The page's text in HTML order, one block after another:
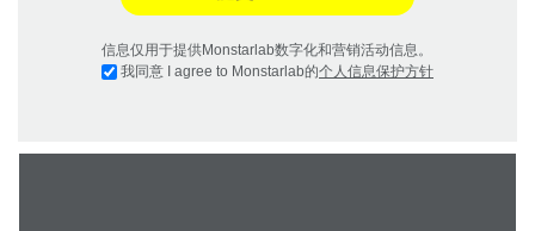
信息仅用于提供Monstarlab数字化和营销活动信息。
我同意 I agree to Monstarlab的个人信息保护方针